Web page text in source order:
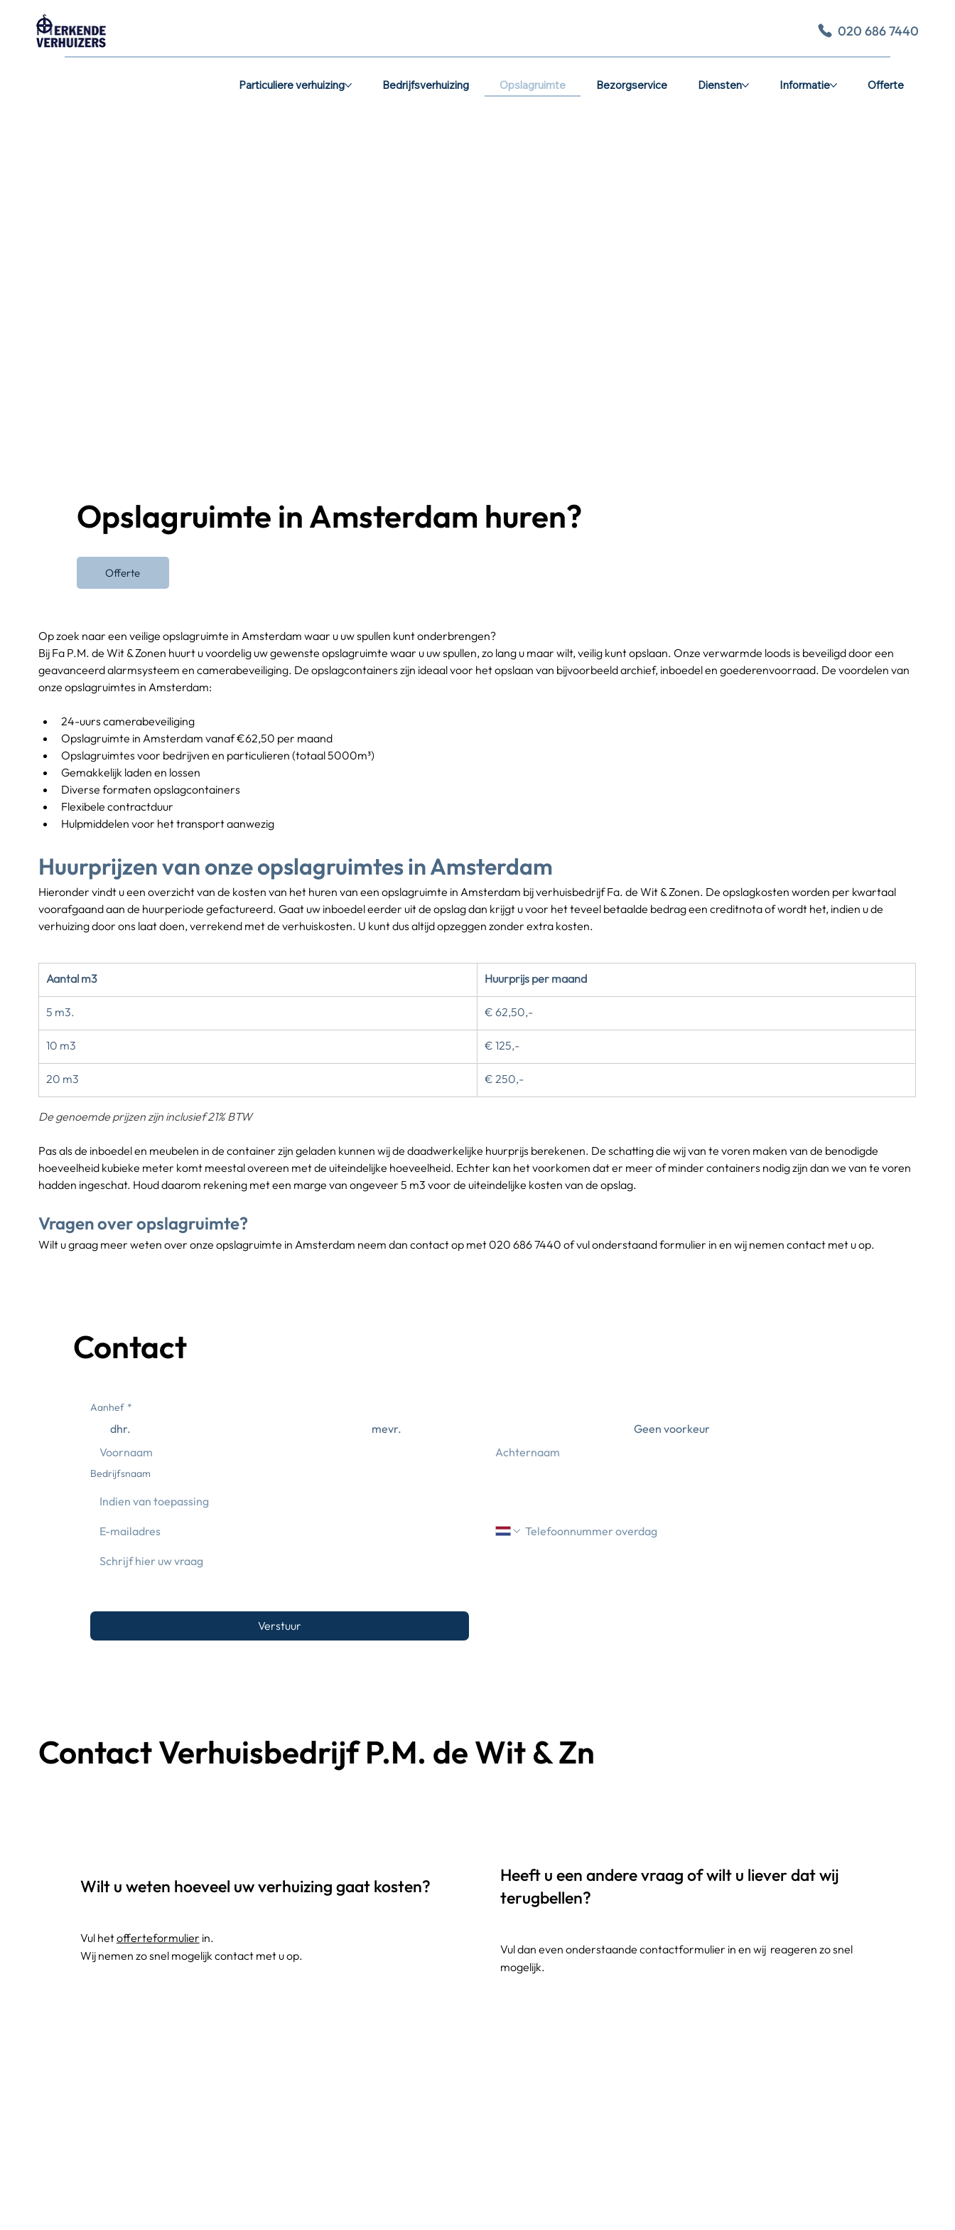
Particuliere verhuizing Bedrijfsverhuizing Opslagruimte Bezorgservice Diensten Informatie Offerte
020 686 7440
Opslagruimte in Amsterdam huren​?
Offerte
Op zoek naar een veilige opslagruimte in Amsterdam waar u uw spullen kunt onderbrengen?
Bij Fa P.M. de Wit & Zonen huurt u voordelig uw gewenste opslagruimte waar u uw spullen, zo lang u maar wilt, veilig kunt opslaan. Onze verwarmde loods is beveiligd door een
geavanceerd alarmsysteem en camerabeveiliging. De opslagcontainers zijn ideaal voor het opslaan van bijvoorbeeld archief, inboedel en goederenvoorraad. De voordelen van
onze opslagruimtes in Amsterdam:
24-uurs camerabeveiliging
Opslagruimte in Amsterdam vanaf €62,50 per maand
Opslagruimtes voor bedrijven en particulieren (totaal 5000m³)
Gemakkelijk laden en lossen
Diverse formaten opslagcontainers
Flexibele contractduur
Hulpmiddelen voor het transport aanwezig
Huurprijzen van onze opslagruimtes in Amsterdam​
Hieronder vindt u een overzicht van de kosten van het huren van een opslagruimte in Amsterdam bij verhuisbedrijf Fa. de Wit & Zonen. De opslagkosten worden per kwartaal
voorafgaand aan de huurperiode gefactureerd. Gaat uw inboedel eerder uit de opslag dan krijgt u voor het teveel betaalde bedrag een creditnota of wordt het, indien u de
verhuizing door ons laat doen, verrekend met de verhuiskosten. U kunt dus altijd opzeggen zonder extra kosten.
Aantal m3 Huurprijs per maand
5 m3. € 62,50,-
10 m3 € 125,-
20 m3 € 250,-
De genoemde prijzen zijn inclusief 21% BTW
Pas als de inboedel en meubelen in de container zijn geladen kunnen wij de daadwerkelijke huurprijs berekenen. De schatting die wij van te voren maken van de benodigde
hoeveelheid kubieke meter komt meestal overeen met de uiteindelijke hoeveelheid. Echter kan het voorkomen dat er meer of minder containers nodig zijn dan we van te voren
hadden ingeschat. Houd daarom rekening met een marge van ongeveer 5 m3 voor de uiteindelijke kosten van de opslag.
Vragen over opslagruimte?
Wilt u graag meer weten over onze opslagruimte in Amsterdam neem dan contact op met 020 686 7440 of vul onderstaand formulier in en wij nemen contact met u op.
Aanhef *
dhr. mevr. Geen voorkeur
Bedrijfsnaam
Verstuur
Contact
Wilt u weten hoeveel uw verhuizing gaat kosten?
Vul hetofferteformulier in.
Wij nemen zo snel mogelijk contact met u op.
Heeft u een andere vraag of wilt u liever dat wij
terugbellen?
Vul dan even onderstaande contactformulier in en wij reageren zo snel
mogelijk.
Contact Verhuisbedrijf P.M. de Wit & Zn